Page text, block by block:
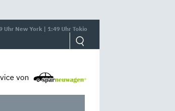
New York | 1:49 Uhr Tokio
von